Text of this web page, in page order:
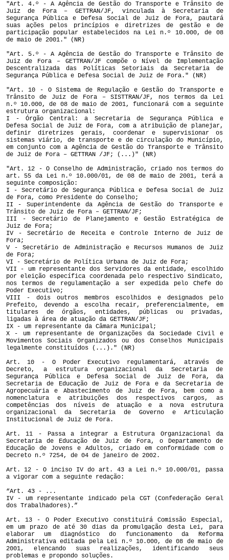
"Art. 4.º - A Agência de Gestão do Transporte e Trânsito de
Juiz de Fora – GETTRAN/JF, vinculada à Secretaria de
Segurança Pública e Defesa Social de Juiz de Fora, pautará
suas ações pelos princípios e diretrizes de gestão e de
participação popular estabelecidos na Lei n.º 10.000, de 08
de maio de 2001." (NR)
"Art. 5.º - A Agência de Gestão do Transporte e Trânsito de
Juiz de Fora – GETTRAN/JF compõe o Nível de Implementação
Descentralizada das Políticas Setoriais da Secretaria de
Segurança Pública e Defesa Social de Juiz de Fora." (NR)
"Art. 10 - O Sistema de Regulação e Gestão do Transporte e
Trânsito de Juiz de Fora – SISTTRAN/JF, nos termos da Lei
n.º 10.000, de 08 de maio de 2001, funcionará com a seguinte
estrutura organizacional:
I - Órgão Central: a Secretaria de Segurança Pública e
Defesa Social de Juiz de Fora, com a atribuição de planejar,
definir diretrizes gerais, coordenar e supervisionar os
sistemas viário, de transporte e de circulação do Município,
em conjunto com a Agência de Gestão do Transporte e Trânsito
de Juiz de Fora – GETTRAN /JF; (...)" (NR)
"Art. 12 - O Conselho de Administração, criado nos termos do
art. 55 da Lei n.º 10.000/01, de 08 de maio de 2001, terá a
seguinte composição:
I - Secretário de Segurança Pública e Defesa Social de Juiz
de Fora, como Presidente do Conselho;
II - Superintendente da Agência de Gestão do Transporte e
Trânsito de Juiz de Fora – GETTRAN/JF;
III - Secretário de Planejamento e Gestão Estratégica de
Juiz de Fora;
IV - Secretário de Receita e Controle Interno de Juiz de
Fora;
V - Secretário de Administração e Recursos Humanos de Juiz
de Fora;
VI - Secretário de Política Urbana de Juiz de Fora;
VII - um representante dos Servidores da entidade, escolhido
por eleição específica coordenada pelo respectivo Sindicato,
nos termos de regulamentação a ser expedida pelo Chefe do
Poder Executivo;
VIII - dois outros membros escolhidos e designados pelo
Prefeito, devendo a escolha recair, preferencialmente, em
titulares de órgãos, entidades, públicas ou privadas,
ligadas à área de atuação da GETTRAN/JF;
IX - um representante da Câmara Municipal;
X - um representante de Organizações da Sociedade Civil e
Movimentos Sociais Organizados ou dos Conselhos Municipais
legalmente constituídos (...)." (NR)
Art. 10 - O Poder Executivo regulamentará, através de
Decreto, a estrutura organizacional da Secretaria de
Segurança Pública e Defesa Social de Juiz de Fora, da
Secretaria de Educação de Juiz de Fora e da Secretaria de
Agropecuária e Abastecimento de Juiz de Fora, bem como a
nomenclatura e atribuições dos respectivos cargos, as
competências dos níveis de atuação e a nova estrutura
organizacional da Secretaria de Governo e Articulação
Institucional de Juiz de Fora.
Art. 11 - Passa a integrar a Estrutura Organizacional da
Secretaria de Educação de Juiz de Fora, o Departamento de
Educação de Jovens e Adultos, criado em conformidade com o
Decreto n.º 7254, de 04 de janeiro de 2002.
Art. 12 - O inciso IV do art. 43 a Lei n.º 10.000/01, passa
a vigorar com a seguinte redação:
“Art. 43 - ...
IV - um representante indicado pela CGT (Confederação Geral
dos Trabalhadores).”
Art. 13 - O Poder Executivo constituirá Comissão Especial,
em um prazo de até 30 dias da promulgação desta Lei, para
elaborar um diagnóstico do funcionamento da Reforma
Administrativa editada pela Lei n.º 10.000, de 08 de maio de
2001, elencando suas realizações, identificando seus
problemas e propondo soluções.